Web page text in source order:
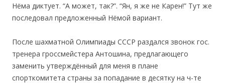
Нёма диктует. “А может, так?”. “Ян, я же не Карен!” Тут же
последовал предложенный Нёмой вариант.
После шахматной Олимпиады СССР раздался звонок гос.
тренера гроссмейстера Антошина, предлагающего
заменить утверждённый для меня в плане
спорткомитета страны за попадание в десятку на ч-те